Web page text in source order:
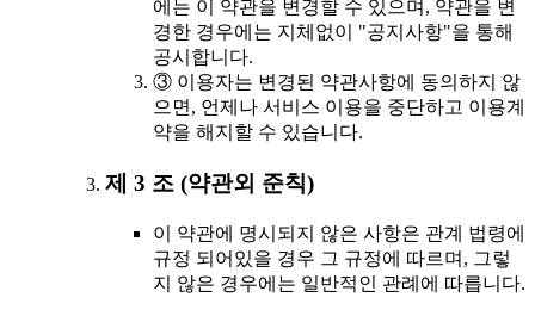
에는 이 약관을 변경할 수 있으며, 약관을 변
경한 경우에는 지체없이 "공지사항"을 통해
공시합니다.
③ 이용자는 변경된 약관사항에 동의하지 않
으면, 언제나 서비스 이용을 중단하고 이용계
약을 해지할 수 있습니다.
제 3 조 (약관외 준칙)
이 약관에 명시되지 않은 사항은 관계 법령에
규정 되어있을 경우 그 규정에 따르며, 그렇
지 않은 경우에는 일반적인 관례에 따릅니다.